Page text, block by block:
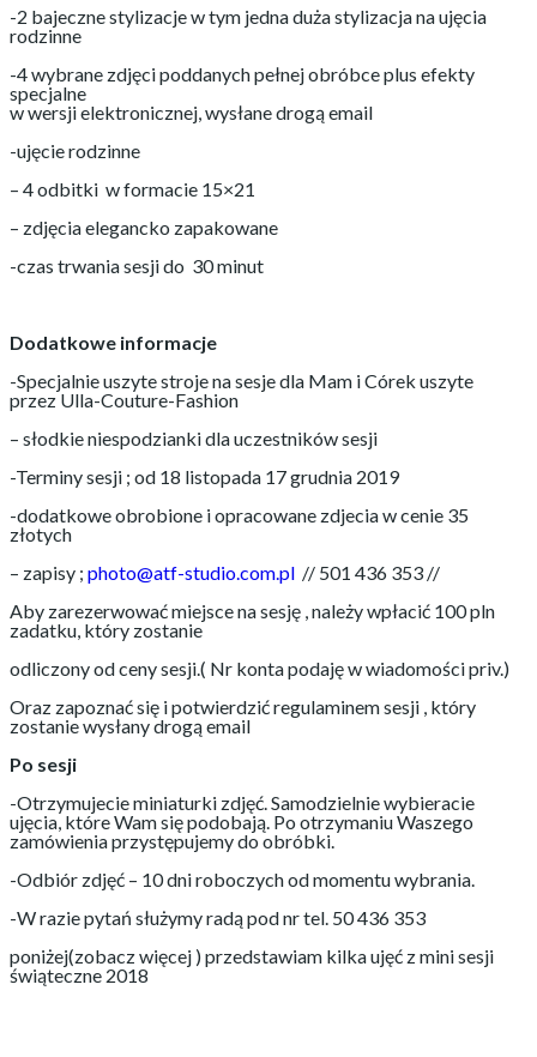
-2 bajeczne stylizacje w tym jedna duża stylizacja na ujęcia
rodzinne
-4 wybrane zdjęci poddanych pełnej obróbce plus efekty
specjalne
w wersji elektronicznej, wysłane drogą email
-ujęcie rodzinne
– 4 odbitki w formacie 15×21
– zdjęcia elegancko zapakowane
-czas trwania sesji do 30 minut
Dodatkowe informacje
-Specjalnie uszyte stroje na sesje dla Mam i Córek uszyte
przez Ulla-Couture-Fashion
– słodkie niespodzianki dla uczestników sesji
-Terminy sesji ; od 18 listopada 17 grudnia 2019
-dodatkowe obrobione i opracowane zdjecia w cenie 35
złotych
– zapisy ; photo@atf-studio.com.pl // 501 436 353 //
Aby zarezerwować miejsce na sesję , należy wpłacić 100 pln
zadatku, który zostanie
odliczony od ceny sesji.( Nr konta podaję w wiadomości priv.)
Oraz zapoznać się i potwierdzić regulaminem sesji , który
zostanie wysłany drogą email
Po sesji
-Otrzymujecie miniaturki zdjęć. Samodzielnie wybieracie
ujęcia, które Wam się podobają. Po otrzymaniu Waszego
zamówienia przystępujemy do obróbki.
-Odbiór zdjęć – 10 dni roboczych od momentu wybrania.
-W razie pytań służymy radą pod nr tel. 50 436 353
poniżej(zobacz więcej ) przedstawiam kilka ujęć z mini sesji
świąteczne 2018